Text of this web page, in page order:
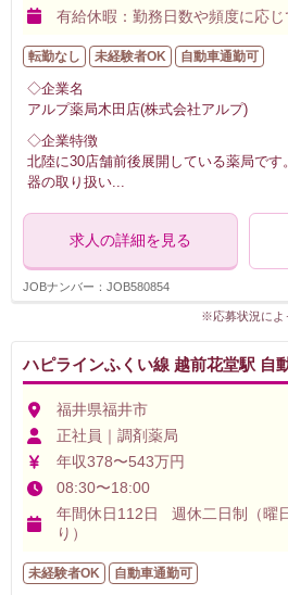
有給休暇：勤務日数や頻度に応
転勤なし 未経験者OK 自動車通勤可
◇企業名
アルプ薬局木田店(株式会社アルプ)
◇企業特徴
北陸に30店舗前後展開している薬局で
器の取り扱い
求人の詳細を見る
JOBナンバー：JOB580854
※応募状況によ
ハピラインふくい線 越前花堂駅 自
福井県福井市
正社員｜調剤薬局
年収378〜543万円
08:30〜18:00
年間休日112日 週休二日制（曜
り）
未経験者OK 自動車通勤可